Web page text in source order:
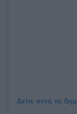
Δείτε αυτή τη